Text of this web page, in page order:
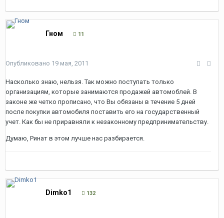
Гном 11
Опубликовано 19 мая, 2011
Насколько знаю, нельзя. Так можно поступать только
организациям, которые занимаются продажей автомоблей. В
законе же четко прописано, что Вы обязаны в течение 5 дней
после покупки автомобиля поставить его на государственный
учет. Как бы не приравняли к незаконному предпринимательству.
Думаю, Ринат в этом лучше нас разбирается.
Dimko1 132